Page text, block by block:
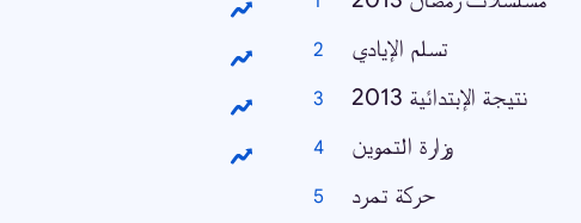
تسلم الإيادي
نتيجة الإبتدائية 2013
وزارة التموين
حركة تمرد